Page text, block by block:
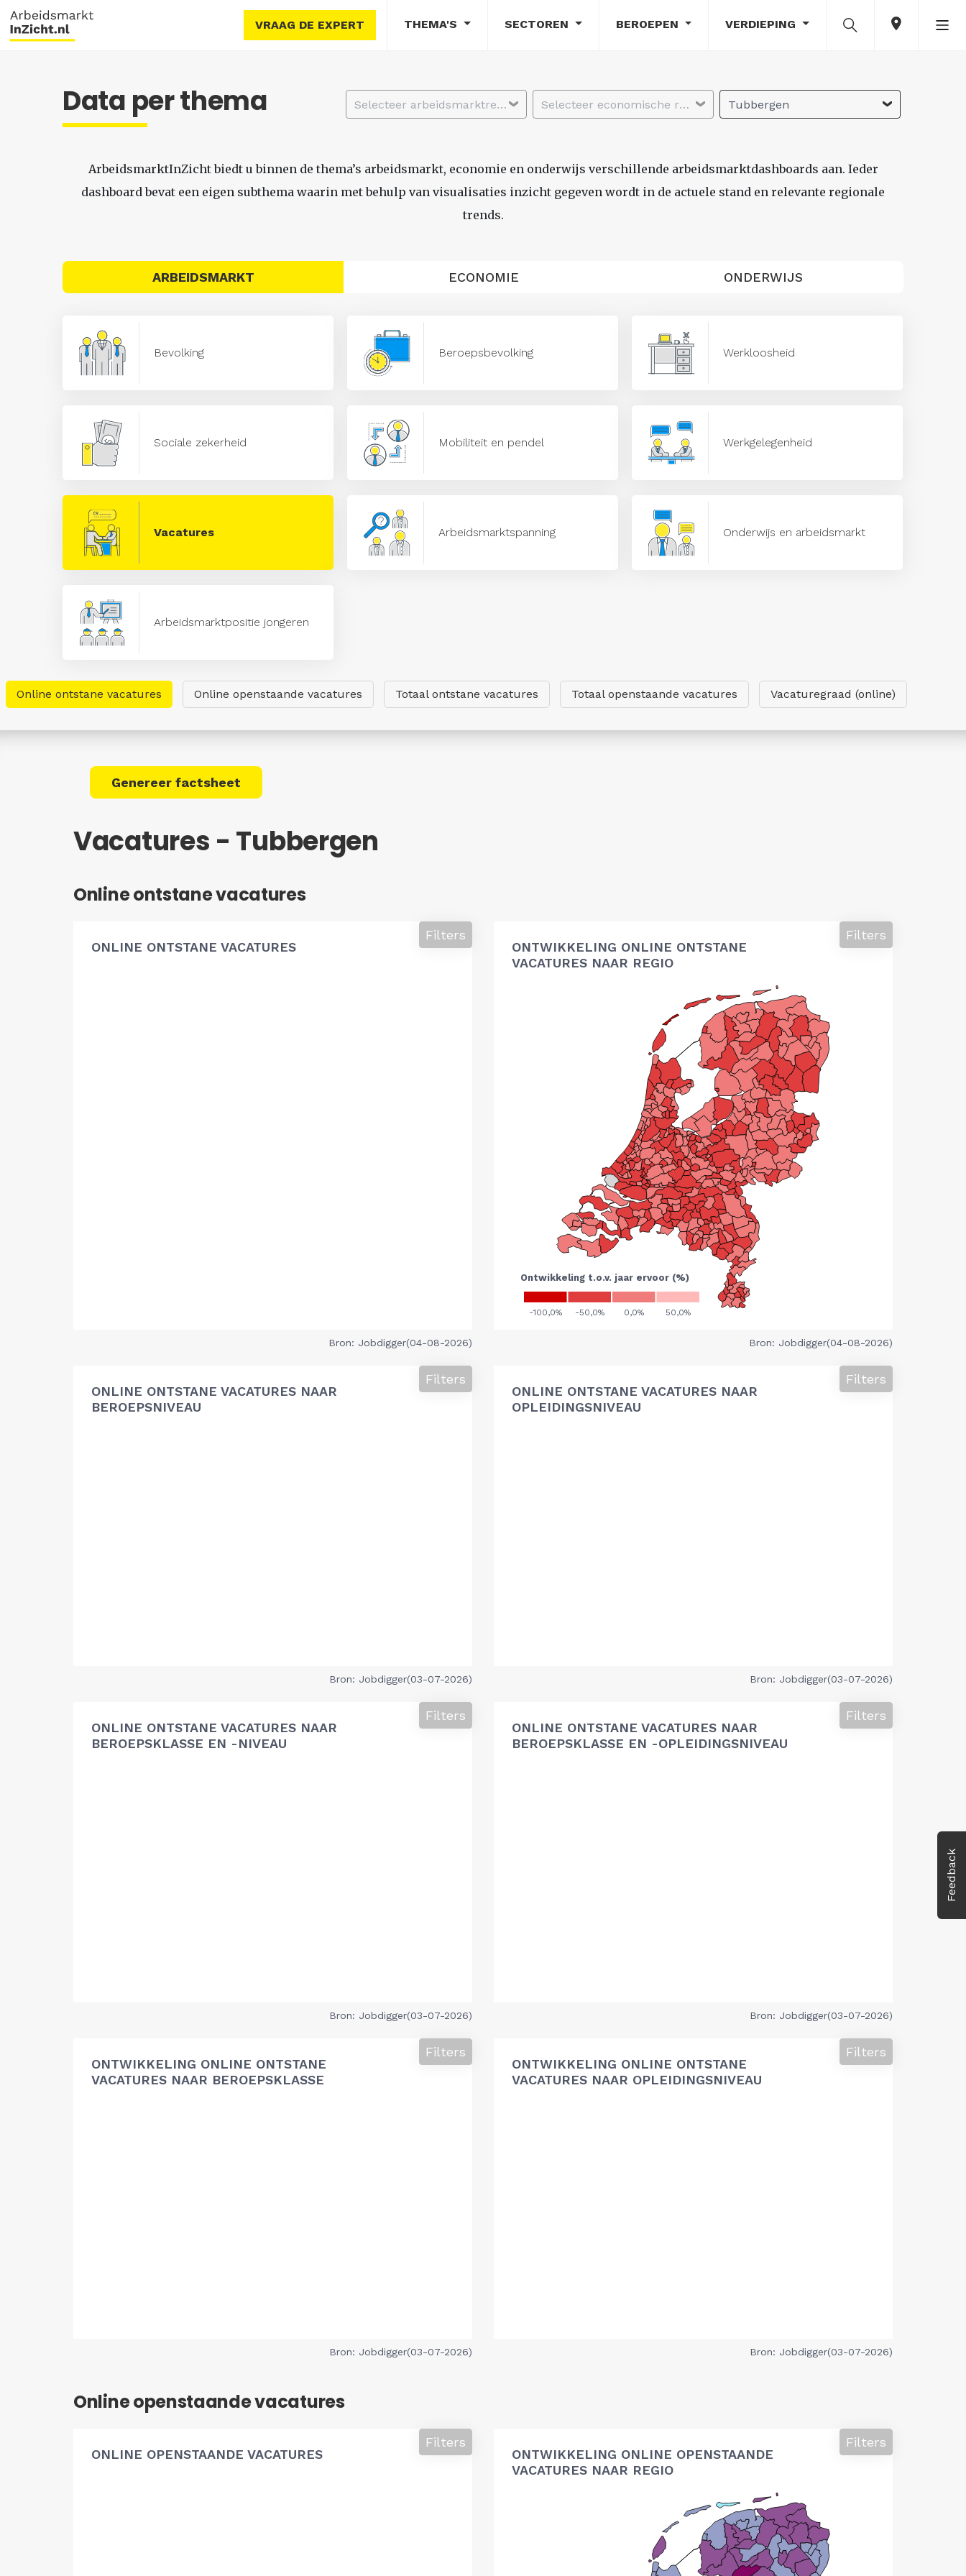
VRAAG DE EXPERT THEMA'S SECTOREN BEROEPEN VERDIEPING
Feedback
Data per thema Selecteer arbeidsmarktregio Selecteer economische regio Tubbergen
ArbeidsmarktInZicht biedt u binnen de thema’s arbeidsmarkt, economie en onderwijs verschillende arbeidsmarktdashboards aan. Ieder
dashboard bevat een eigen subthema waarin met behulp van visualisaties inzicht gegeven wordt in de actuele stand en relevante regionale
trends.
ARBEIDSMARKT ECONOMIE ONDERWIJS
Bevolking Beroepsbevolking Werkloosheid
Sociale zekerheid Mobiliteit en pendel Werkgelegenheid
Vacatures Arbeidsmarktspanning Onderwijs en arbeidsmarkt
Arbeidsmarktpositie jongeren
Online ontstane vacatures Online openstaande vacatures Totaal ontstane vacatures Totaal openstaande vacatures Vacaturegraad (online)
Genereer factsheet
Vacatures - Tubbergen
Online ontstane vacatures
ONLINE ONTSTANE VACATURES
Filters
Bron: Jobdigger(04-08-2026)
ONTWIKKELING ONLINE ONTSTANE
VACATURES NAAR REGIO
Filters
Bron: Jobdigger(04-08-2026)
ONLINE ONTSTANE VACATURES NAAR
BEROEPSNIVEAU
Filters
Bron: Jobdigger(03-07-2026)
ONLINE ONTSTANE VACATURES NAAR
OPLEIDINGSNIVEAU
Filters
Bron: Jobdigger(03-07-2026)
ONLINE ONTSTANE VACATURES NAAR
BEROEPSKLASSE EN -NIVEAU
Filters
Bron: Jobdigger(03-07-2026)
ONLINE ONTSTANE VACATURES NAAR
BEROEPSKLASSE EN -OPLEIDINGSNIVEAU
Filters
Bron: Jobdigger(03-07-2026)
ONTWIKKELING ONLINE ONTSTANE
VACATURES NAAR BEROEPSKLASSE
Filters
Bron: Jobdigger(03-07-2026)
ONTWIKKELING ONLINE ONTSTANE
VACATURES NAAR OPLEIDINGSNIVEAU
Filters
Bron: Jobdigger(03-07-2026)
Online openstaande vacatures
ONLINE OPENSTAANDE VACATURES
Filters
ONTWIKKELING ONLINE OPENSTAANDE
VACATURES NAAR REGIO
Filters